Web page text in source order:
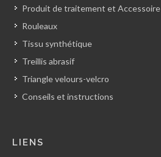
Produit de traitement et Accessoire
Rouleaux
Tissu synthétique
Treillis abrasif
Triangle velours-velcro
Conseils et instructions
LIENS